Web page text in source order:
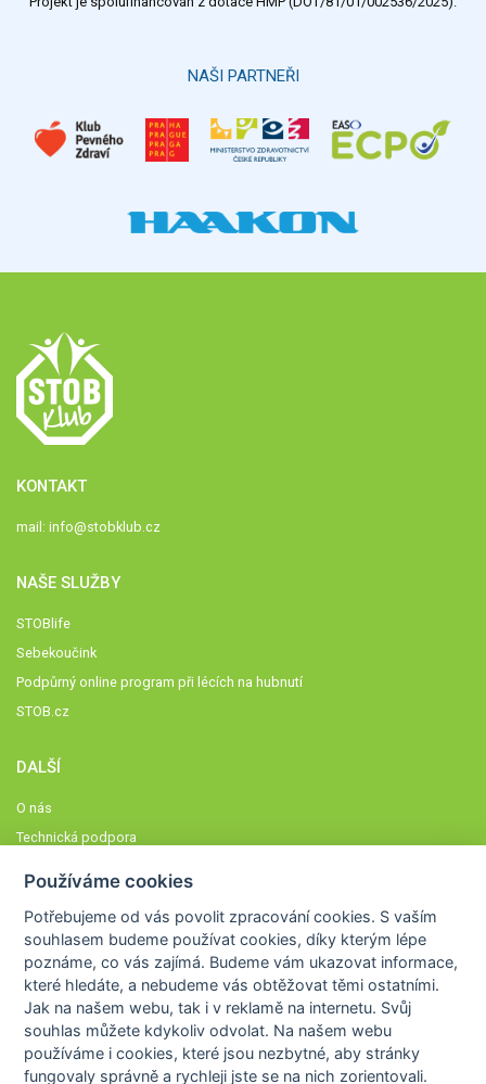
NAŠI PARTNEŘI
KONTAKT
mail: info@stobklub.cz
NAŠE SLUŽBY
STOBlife
Sebekoučink
Podpůrný online program při lécích na hubnutí
STOB.cz
DALŠÍ
O nás
Technická podpora
Členové STOBklubu
Zásady nakládání s osobními údaji
Otestujte se
Spočítejte si
Výzva 52
Používáme cookies
Potřebujeme od vás povolit zpracování cookies. S vaším
souhlasem budeme používat cookies, díky kterým lépe
poznáme,co vás zajímá. Budeme vám ukazovat informace,
které hledáte, a nebudeme vás obtěžovat těmi ostatními.
Jak na našem webu, tak i v reklamě na internetu. Svůj
souhlas můžete kdykoliv odvolat. Na našem webu
používáme i cookies, které jsou nezbytné, aby stránky
fungovaly správně a rychleji jste se na nich zorientovali.